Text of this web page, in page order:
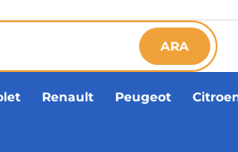
ARA
Renault Peugeot